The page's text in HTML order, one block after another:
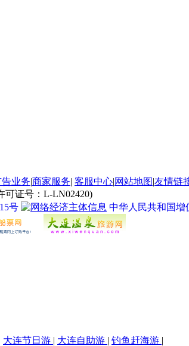
告业务|商家服务| 客服中心|网站地图|友情链
证号：L-LN02420)
号
中华人民共和国增
大连节日游 | 大连自助游 | 钓鱼赶海游 |